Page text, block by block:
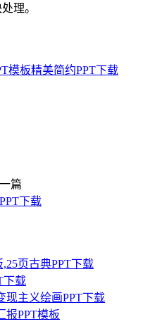
理。
模板精美简约PPT下载
篇
下载
页古典PPT下载
下载
现主义绘画PPT下载
报PPT模板